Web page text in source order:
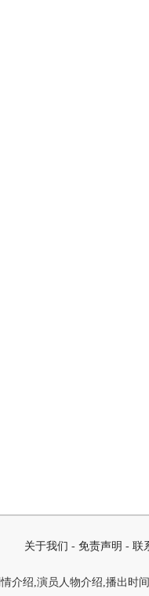
关于我们 - 免责声明 - 联
介绍,演员人物介绍,播出时